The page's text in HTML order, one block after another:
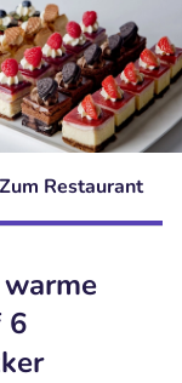
Restaurant
warme
6